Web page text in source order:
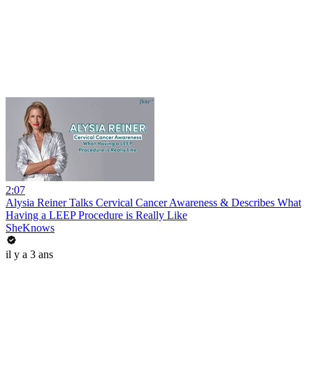
2:07
Alysia Reiner Talks Cervical Cancer Awareness & Describes What
Having a LEEP Procedure is Really Like
SheKnows
il y a 3 ans